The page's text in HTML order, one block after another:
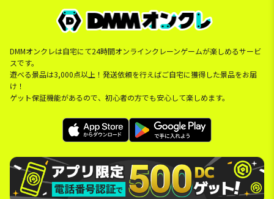
DMMオンクレは自宅にて24時間オンラインクレーンゲームが楽しめるサービ
スです。
遊べる景品は3,000点以上！発送依頼を行えばご自宅に獲得した景品をお届
け！
ゲット保証機能があるので、初心者の方でも安心して楽しめます。